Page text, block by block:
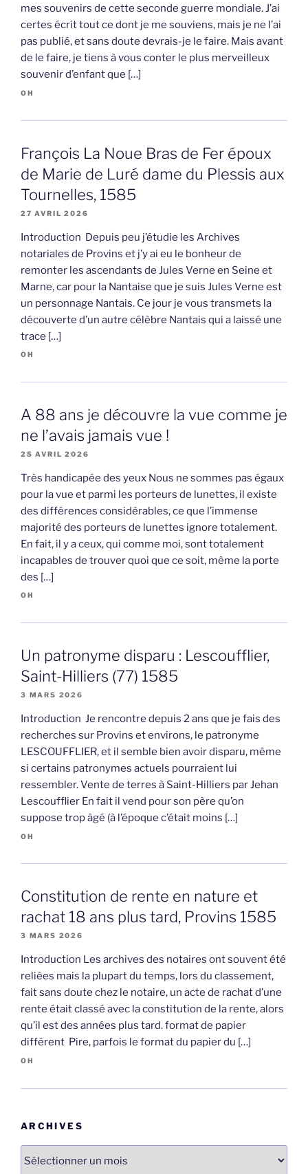
mes souvenirs de cette seconde guerre mondiale. J’ai
certes écrit tout ce dont je me souviens, mais je ne l’ai
pas publié, et sans doute devrais-je le faire. Mais avant
de le faire, je tiens à vous conter le plus merveilleux
souvenir d’enfant que […]
OH
François La Noue Bras de Fer époux
de Marie de Luré dame du Plessis aux
Tournelles, 1585
27 AVRIL 2026
Introduction Depuis peu j’étudie les Archives
notariales de Provins et j’y ai eu le bonheur de
remonter les ascendants de Jules Verne en Seine et
Marne, car pour la Nantaise que je suis Jules Verne est
un personnage Nantais. Ce jour je vous transmets la
découverte d’un autre célèbre Nantais qui a laissé une
trace […]
OH
A 88 ans je découvre la vue comme je
ne l’avais jamais vue !
25 AVRIL 2026
Très handicapée des yeux Nous ne sommes pas égaux
pour la vue et parmi les porteurs de lunettes, il existe
des différences considérables, ce que l’immense
majorité des porteurs de lunettes ignore totalement.
En fait, il y a ceux, qui comme moi, sont totalement
incapables de trouver quoi que ce soit, même la porte
des […]
OH
Un patronyme disparu : Lescoufflier,
Saint-Hilliers (77) 1585
3 MARS 2026
Introduction Je rencontre depuis 2 ans que je fais des
recherches sur Provins et environs, le patronyme
LESCOUFFLIER, et il semble bien avoir disparu, même
si certains patronymes actuels pourraient lui
ressembler. Vente de terres à Saint-Hilliers par Jehan
Lescoufflier En fait il vend pour son père qu’on
suppose trop âgé (à l’époque c’était moins […]
OH
Constitution de rente en nature et
rachat 18 ans plus tard, Provins 1585
3 MARS 2026
Introduction Les archives des notaires ont souvent été
reliées mais la plupart du temps, lors du classement,
fait sans doute chez le notaire, un acte de rachat d’une
rente était classé avec la constitution de la rente, alors
qu’il est des années plus tard. format de papier
différent Pire, parfois le format du papier du […]
OH
ARCHIVES